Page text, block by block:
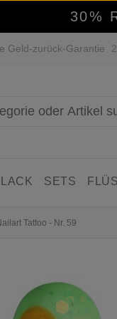
30%
Geld-zurück-Garantie
SETS
Tattoo - Nr. 59